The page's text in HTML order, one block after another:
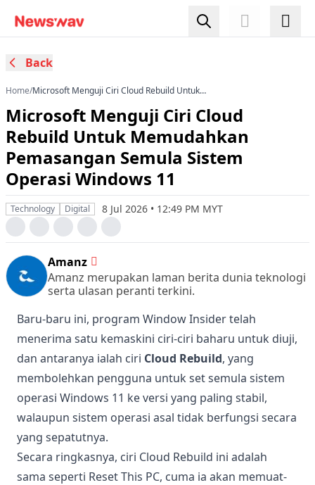
Back
Home/Microsoft Menguji Ciri Cloud Rebuild Untuk
Operasi Windows 11
Microsoft Menguji Ciri Cloud
Rebuild Untuk Memudahkan
Pemasangan Semula Sistem
Operasi Windows 11
Technology Digital 8 Jul 2026 • 12:49 PM MYT
Amanz
Amanz merupakan laman berita dunia teknologi
serta ulasan peranti terkini.
Baru-baru ini, program Window Insider telah
menerima satu kemaskini ciri-ciri baharu untuk diuji,
dan antaranya ialah ciri Cloud Rebuild, yang
membolehkan pengguna untuk set semula sistem
operasi Windows 11 ke versi yang paling stabil,
walaupun sistem operasi asal tidak berfungsi secara
yang sepatutnya.
Secara ringkasnya, ciri Cloud Rebuild ini adalah
sama seperti Reset This PC, cuma ia akan memuat-